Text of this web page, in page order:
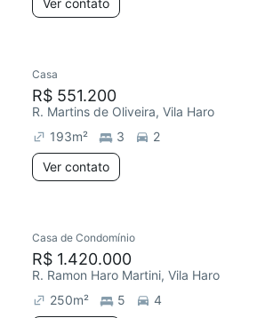
Ver contato
Casa
R$ 551.200
R. Martins de Oliveira, Vila Haro
193m² 3
2
Ver contato
Casa de Condomínio
R$ 1.420.000
R. Ramon Haro Martini, Vila Haro
250m² 5
4